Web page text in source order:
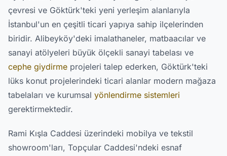
çevresi ve Göktürk'teki yeni yerleşim alanlarıyla
İstanbul'un en çeşitli ticari yapıya sahip ilçelerinden
biridir. Alibeyköy'deki imalathaneler, matbaacılar ve
sanayi atölyeleri büyük ölçekli sanayi tabelası ve
cephe giydirme projeleri talep ederken, Göktürk'teki
lüks konut projelerindeki ticari alanlar modern mağaza
tabelaları ve kurumsal yönlendirme sistemleri
gerektirmektedir.
Rami Kışla Caddesi üzerindeki mobilya ve tekstil
showroom'ları, Topçular Caddesi'ndeki esnaf